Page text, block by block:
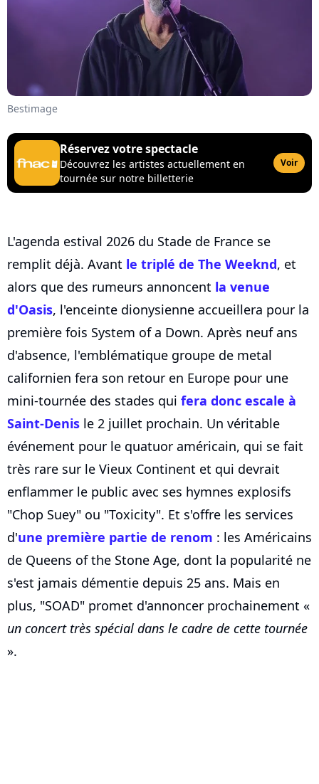
Bestimage
Réservez votre spectacle
Découvrez les artistes actuellement en
tournée sur notre billetterie
Voir
L'agenda estival 2026 du Stade de France se
remplit déjà. Avant le triplé de The Weeknd, et
alors que des rumeurs annoncent la venue
d'Oasis, l'enceinte dionysienne accueillera pour la
première fois System of a Down. Après neuf ans
d'absence, l'emblématique groupe de metal
californien fera son retour en Europe pour une
mini-tournée des stades qui fera donc escale à
Saint-Denis le 2 juillet prochain. Un véritable
événement pour le quatuor américain, qui se fait
très rare sur le Vieux Continent et qui devrait
enflammer le public avec ses hymnes explosifs
"Chop Suey" ou "Toxicity". Et s'offre les services
d'une première partie de renom : les Américains
de Queens of the Stone Age, dont la popularité ne
s'est jamais démentie depuis 25 ans. Mais en
plus, "SOAD" promet d'annoncer prochainement «
un concert très spécial dans le cadre de cette tournée
».